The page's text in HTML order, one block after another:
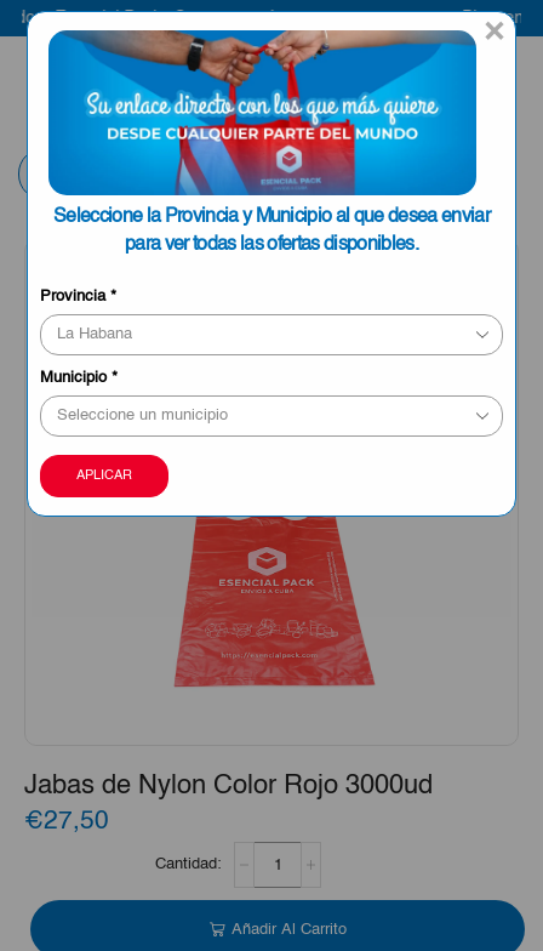
×
Seleccione la Provincia y Municipio al que desea enviar
para ver todas las ofertas disponibles.
Provincia*
Municipio*
APLICAR
a Esencial Pack Bienvenido
ENVIAR A LA
HABANA
Jabas de Nylon Color Rojo 3000ud
€27,50
Rojo
Añadir Al Carrito